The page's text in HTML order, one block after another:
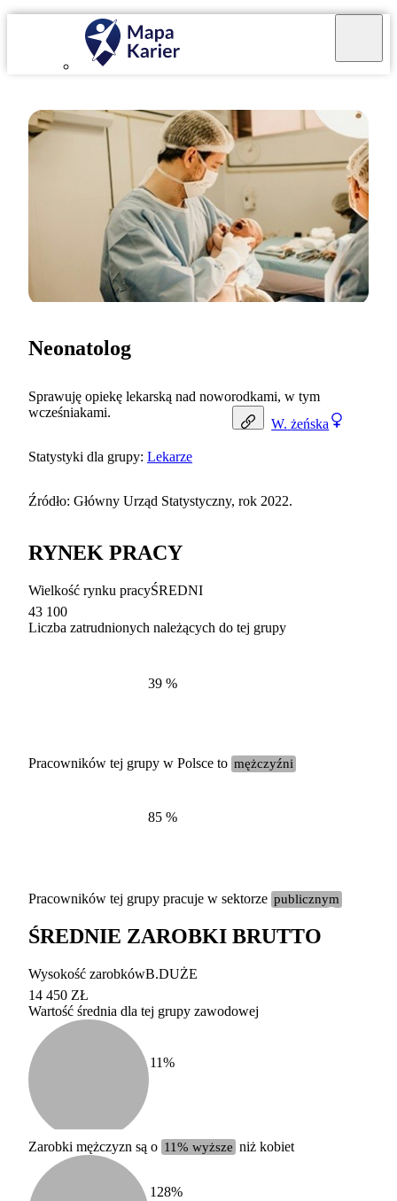
W. żeńska
Neonatolog
Sprawuję opiekę lekarską nad noworodkami, w tym
wcześniakami.
Statystyki dla grupy: Lekarze
Źródło: Główny Urząd Statystyczny, rok 2022.
RYNEK PRACY
Etykieta
duży
100-200 tysięcy
Wielkość rynku pracyŚREDNI
43 100
Liczba zatrudnionych należących do tej grupy
39 %
Pracowników tej grupy w Polsce to mężczyźni
85 %
Pracowników tej grupy pracuje w sektorze publicznym
ŚREDNIE ZAROBKI BRUTTO
Wysokość zarobkówB.DUŻE
14 450 ZŁ
Wartość średnia dla tej grupy zawodowej
11%
Zarobki mężczyzn są o 11% wyższe niż kobiet
128%